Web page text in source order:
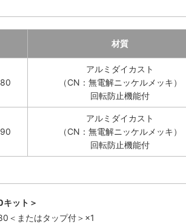
材質
アルミダイカスト
（CN：無電解ニッケルメッキ）
回転防止機能付
アルミダイカスト
（CN：無電解ニッケルメッキ）
回転防止機能付
ット＞
＜またはタップ付＞×1